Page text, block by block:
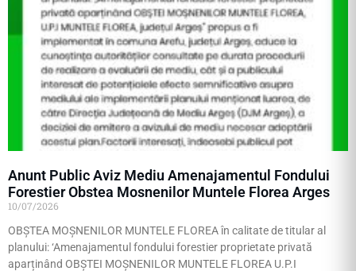
Anunt Public Aviz Mediu Amenajamentul Fondului
Forestier Obstea Mosnenilor Muntele Florea Arges
10/07/2026
OBȘTEA MOȘNENILOR MUNTELE FLOREA în calitate de titular al
planului: ‘Amenajamentul fondului forestier proprietate privată
aparținând OBȘTEI MOȘNENILOR MUNTELE FLOREA U.P.I